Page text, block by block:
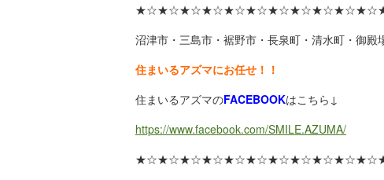
沼津市・三島市・裾野市・長泉町・清水町・御殿
住まいるアズマにお任せ！！
住まいるアズマのFACEBOOKはこちら↓
https://www.facebook.com/SMILE.AZUMA/